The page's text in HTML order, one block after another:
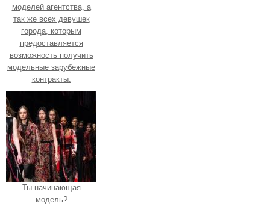
моделей агентства, а
так же всех девушек
города, которым
предоставляется
возможность получить
модельные зарубежные
контракты.
Ты начинающая
модель?